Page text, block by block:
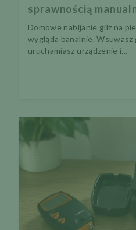
sprawnością
Domowe nabijanie gilz na
wygląda banalnie.
uruchamiasz urządzenie i...